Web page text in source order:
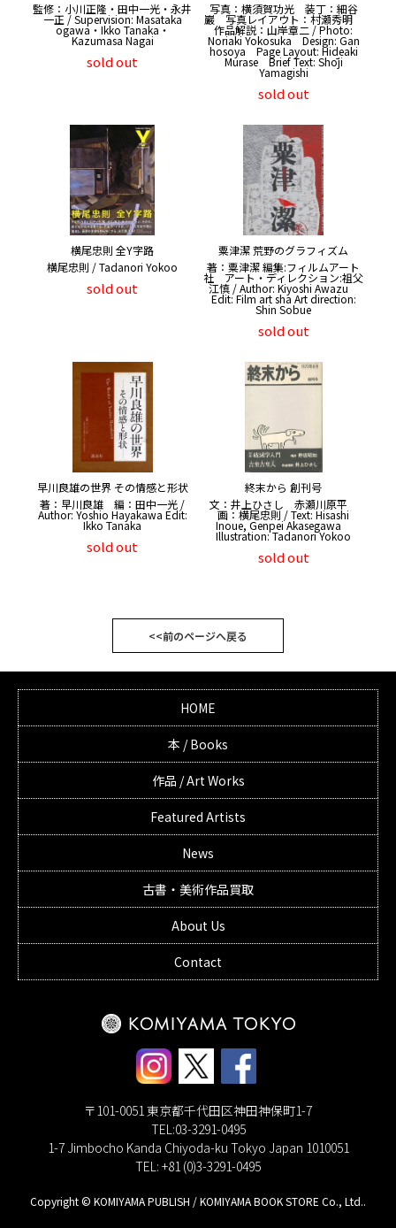
監修：小川正隆・田中一光・永井
一正 / Supervision: Masataka
ogawa・Ikko Tanaka・
Kazumasa Nagai
sold out
写真：横須賀功光 装丁：細谷
巖 写真レイアウト：村瀬秀明
作品解説：山岸章二 / Photo:
Noriaki Yokosuka Design: Gan
hosoya Page Layout: Hideaki
Murase Brief Text: Shōji
Yamagishi
sold out
横尾忠則 全Y字路
横尾忠則 / Tadanori Yokoo
sold out
粟津潔 荒野のグラフィズム
著：粟津潔 編集:フィルムアート
社 アート・ディレクション:祖父
江慎 / Author: Kiyoshi Awazu
Edit: Film art sha Art direction:
Shin Sobue
sold out
早川良雄の世界 その情感と形状
著：早川良雄 編：田中一光 /
Author: Yoshio Hayakawa Edit:
Ikko Tanaka
sold out
終末から 創刊号
文：井上ひさし 赤瀬川原平
画：横尾忠則 / Text: Hisashi
Inoue, Genpei Akasegawa
Illustration: Tadanori Yokoo
sold out
<<前のページへ戻る
HOME
本 / Books
作品 / Art Works
Featured Artists
News
古書・美術作品買取
About Us
Contact
〒101-0051 東京都千代田区神田神保町1-7
TEL:03-3291-0495
1-7 Jimbocho Kanda Chiyoda-ku Tokyo Japan 1010051
TEL: +81 (0)3-3291-0495
Copyright © KOMIYAMA PUBLISH / KOMIYAMA BOOK STORE Co., Ltd..